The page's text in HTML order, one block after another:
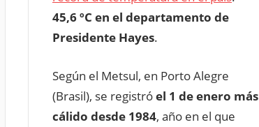
45,6 ºC en el departamento de
Presidente Hayes.
Según el Metsul, en Porto Alegre
(Brasil), se registróel 1 de enero más
cálido desde 1984, año en el que